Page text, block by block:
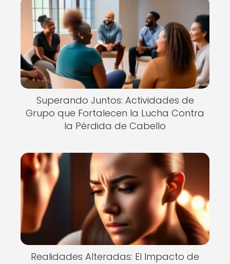
Superando Juntos: Actividades de
Grupo que Fortalecen la Lucha Contra
la Pérdida de Cabello
Realidades Alteradas: El Impacto de